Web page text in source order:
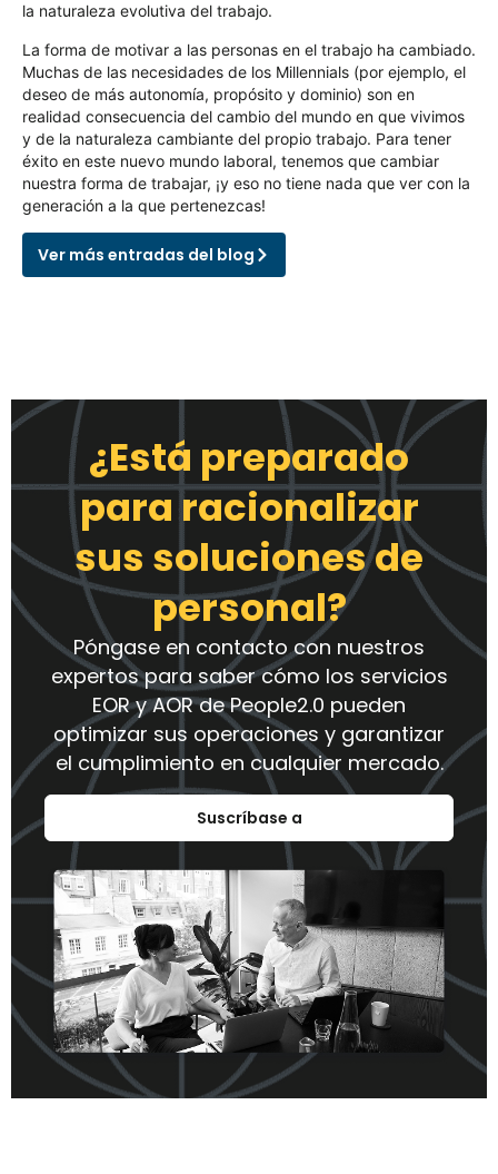
la naturaleza evolutiva del trabajo.
La forma de motivar a las personas en el trabajo ha cambiado.
Muchas de las necesidades de los Millennials (por ejemplo, el
deseo de más autonomía, propósito y dominio) son en
realidad consecuencia del cambio del mundo en que vivimos
y de la naturaleza cambiante del propio trabajo. Para tener
éxito en este nuevo mundo laboral, tenemos que cambiar
nuestra forma de trabajar, ¡y eso no tiene nada que ver con la
generación a la que pertenezcas!
Ver más entradas del blog
¿Está preparado
para racionalizar
sus soluciones de
personal?
Póngase en contacto con nuestros
expertos para saber cómo los servicios
EOR y AOR de People2.0 pueden
optimizar sus operaciones y garantizar
el cumplimiento en cualquier mercado.
Suscríbase a